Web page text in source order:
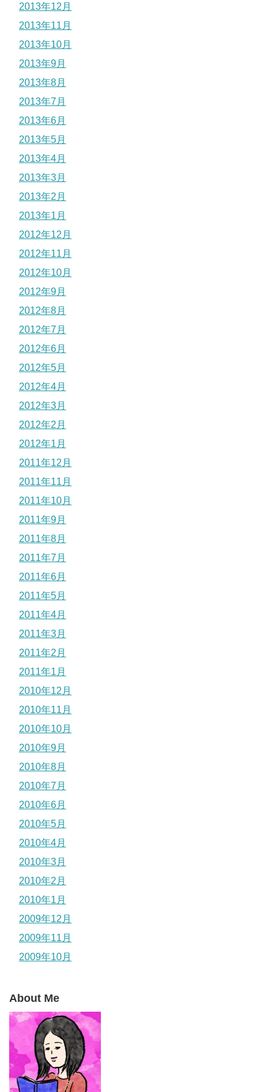
2013年12月
2013年11月
2013年10月
2013年9月
2013年8月
2013年7月
2013年6月
2013年5月
2013年4月
2013年3月
2013年2月
2013年1月
2012年12月
2012年11月
2012年10月
2012年9月
2012年8月
2012年7月
2012年6月
2012年5月
2012年4月
2012年3月
2012年2月
2012年1月
2011年12月
2011年11月
2011年10月
2011年9月
2011年8月
2011年7月
2011年6月
2011年5月
2011年4月
2011年3月
2011年2月
2011年1月
2010年12月
2010年11月
2010年10月
2010年9月
2010年8月
2010年7月
2010年6月
2010年5月
2010年4月
2010年3月
2010年2月
2010年1月
2009年12月
2009年11月
2009年10月
About Me